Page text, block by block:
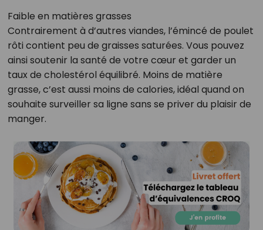
Faible en matières grasses
Contrairement à d’autres viandes, l’émincé de poulet
rôti contient peu de graisses saturées. Vous pouvez
ainsi soutenir la santé de votre cœur et garder un
taux de cholestérol équilibré. Moins de matière
grasse, c’est aussi moins de calories, idéal quand on
souhaite surveiller sa ligne sans se priver du plaisir de
manger.